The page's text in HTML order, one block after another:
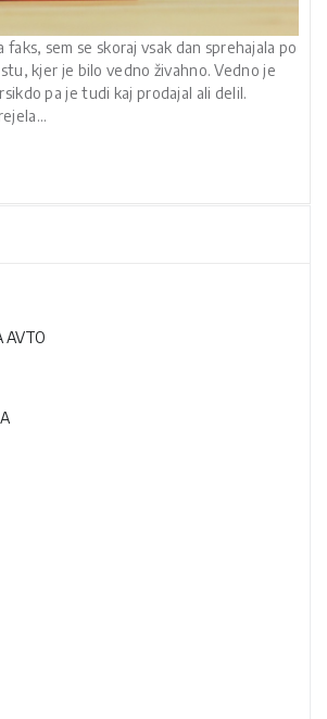
faks, sem se skoraj vsak dan sprehajala po
kjer je bilo vedno živahno. Vedno je
pa je tudi kaj prodajal ali delil.
AVTO